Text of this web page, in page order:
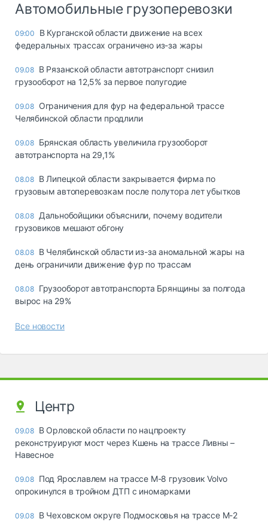
Автомобильные грузоперевозки
09:00
В Курганской области движение на всех
федеральных трассах ограничено из-за жары
09.08 В Рязанской области автотранспорт снизил
грузооборот на 12,5% за первое полугодие
09.08 Ограничения для фур на федеральной трассе
Челябинской области продлили
09.08 Брянская область увеличила грузооборот
автотранспорта на 29,1%
08.08 В Липецкой области закрывается фирма по
грузовым автоперевозкам после полутора лет убытков
08.08 Дальнобойщики объяснили, почему водители
грузовиков мешают обгону
08.08 В Челябинской области из-за аномальной жары на
день ограничили движение фур по трассам
08.08 Грузооборот автотранспорта Брянщины за полгода
вырос на 29%
Все новости
Центр
09.08 В Орловской области по нацпроекту
реконструируют мост через Кшень на трассе Ливны –
Навесное
09.08 Под Ярославлем на трассе М-8 грузовик Volvo
опрокинулся в тройном ДТП с иномарками
09.08 В Чеховском округе Подмосковья на трассе М-2